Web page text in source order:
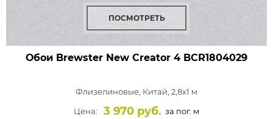
ПОСМОТРЕТЬ
Обои Brewster New Creator 4 BCR1804029
Флизелиновые, Китай, 2,8x1 м
Цена:
3 970 руб. за пог. м